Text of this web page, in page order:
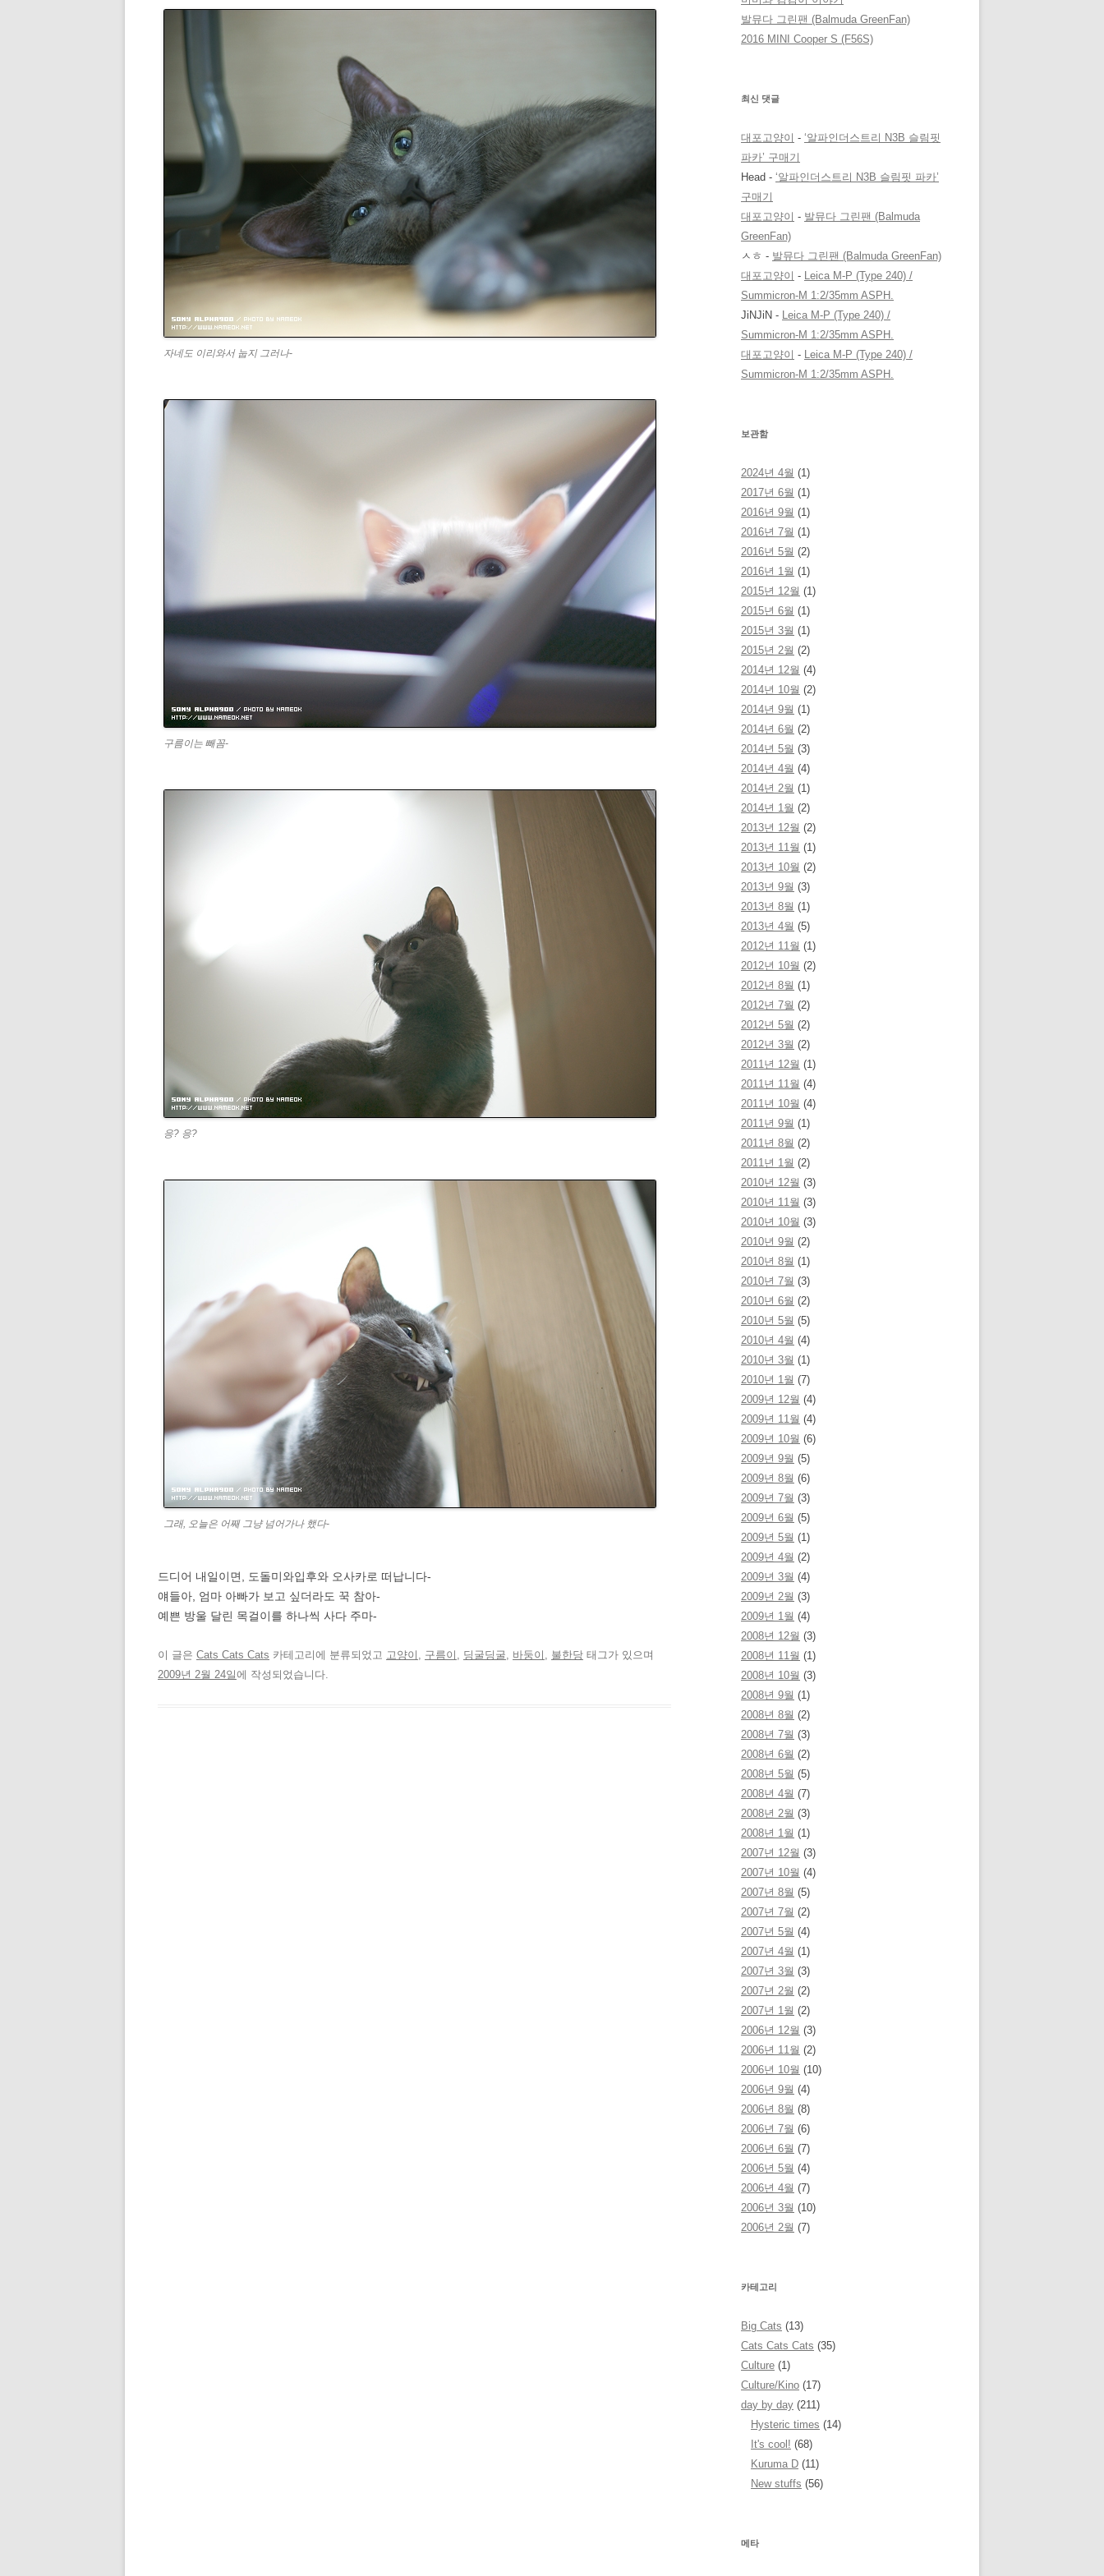
자네도 이리와서 눕지 그러나-
구름이는 빼꼼-
응? 응?
그래, 오늘은 어째 그냥 넘어가나 했다-
드디어 내일이면, 도돌미와입후와 오사카로 떠납니다-
얘들아, 엄마 아빠가 보고 싶더라도 꾹 참아-
예쁜 방울 달린 목걸이를 하나씩 사다 주마-
이 글은 Cats Cats Cats 카테고리에 분류되었고 고양이 , 구름이 , 딩굴딩굴, 바둥이 , 불한당 태그가 있으며
2009년 2월 24일에 작성되었습니다.
발뮤다 그린팬 (Balmuda GreenFan)
2016 MINI Cooper S (F56S)
최신 댓글
대포고양이 - ‘알파인더스트리 N3B 슬림핏
파카’ 구매기
Head - ‘알파인더스트리 N3B 슬림핏 파카’
구매기
대포고양이 - 발뮤다 그린팬 (Balmuda
GreenFan)
ㅅㅎ - 발뮤다 그린팬 (Balmuda GreenFan)
대포고양이 - Leica M-P (Type 240) /
Summicron-M 1:2/35mm ASPH.
JiNJiN - Leica M-P (Type 240) /
Summicron-M 1:2/35mm ASPH.
대포고양이 - Leica M-P (Type 240) /
Summicron-M 1:2/35mm ASPH.
보관함
2024년 4월 (1)
2017년 6월 (1)
2016년 9월 (1)
2016년 7월 (1)
2016년 5월 (2)
2016년 1월 (1)
2015년 12월 (1)
2015년 6월 (1)
2015년 3월 (1)
2015년 2월 (2)
2014년 12월 (4)
2014년 10월 (2)
2014년 9월 (1)
2014년 6월 (2)
2014년 5월 (3)
2014년 4월 (4)
2014년 2월 (1)
2014년 1월 (2)
2013년 12월 (2)
2013년 11월 (1)
2013년 10월 (2)
2013년 9월 (3)
2013년 8월 (1)
2013년 4월 (5)
2012년 11월 (1)
2012년 10월 (2)
2012년 8월 (1)
2012년 7월 (2)
2012년 5월 (2)
2012년 3월 (2)
2011년 12월 (1)
2011년 11월 (4)
2011년 10월 (4)
2011년 9월 (1)
2011년 8월 (2)
2011년 1월 (2)
2010년 12월 (3)
2010년 11월 (3)
2010년 10월 (3)
2010년 9월 (2)
2010년 8월 (1)
2010년 7월 (3)
2010년 6월 (2)
2010년 5월 (5)
2010년 4월 (4)
2010년 3월 (1)
2010년 1월 (7)
2009년 12월 (4)
2009년 11월 (4)
2009년 10월 (6)
2009년 9월 (5)
2009년 8월 (6)
2009년 7월 (3)
2009년 6월 (5)
2009년 5월 (1)
2009년 4월 (2)
2009년 3월 (4)
2009년 2월 (3)
2009년 1월 (4)
2008년 12월 (3)
2008년 11월 (1)
2008년 10월 (3)
2008년 9월 (1)
2008년 8월 (2)
2008년 7월 (3)
2008년 6월 (2)
2008년 5월 (5)
2008년 4월 (7)
2008년 2월 (3)
2008년 1월 (1)
2007년 12월 (3)
2007년 10월 (4)
2007년 8월 (5)
2007년 7월 (2)
2007년 5월 (4)
2007년 4월 (1)
2007년 3월 (3)
2007년 2월 (2)
2007년 1월 (2)
2006년 12월 (3)
2006년 11월 (2)
2006년 10월 (10)
2006년 9월 (4)
2006년 8월 (8)
2006년 7월 (6)
2006년 6월 (7)
2006년 5월 (4)
2006년 4월 (7)
2006년 3월 (10)
2006년 2월 (7)
카테고리
Big Cats (13)
Cats Cats Cats (35)
Culture (1)
Culture/Kino (17)
day by day (211)
Hysteric times (14)
It's cool! (68)
Kuruma D (11)
New stuffs (56)
메타